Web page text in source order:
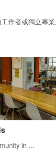
作者或獨立專
in ...